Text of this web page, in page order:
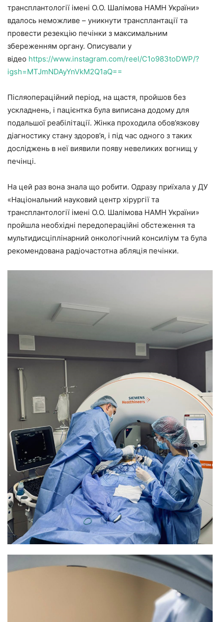
трансплантології імені О.О. Шалімова НАМН України»
вдалось неможливе – уникнути трансплантації та
провести резекцію печінки з максимальним
збереженням органу. Описували у
відео https://www.instagram.com/reel/C1o983toDWP/?
igsh=MTJmNDAyYnVkM2Q1aQ==
Післяопераційний період, на щастя, пройшов без
ускладнень, і пацієнтка була виписана додому для
подальшої реабілітації. Жінка проходила обов’язкову
діагностику стану здоров’я, і під час одного з таких
досліджень в неї виявили появу невеликих вогнищ у
печінці.
На цей раз вона знала що робити. Одразу приїхала у ДУ
«Національний науковий центр хірургії та
трансплантології імені О.О. Шалімова НАМН України»
пройшла необхідні передопераційні обстеження та
мультидисціплінарний онкологічний консиліум та була
рекомендована радіочастотна абляція печінки.